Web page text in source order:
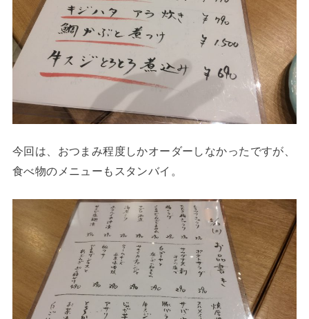
今回は、おつまみ程度しかオーダーしなかったですが、
食べ物のメニューもスタンバイ。